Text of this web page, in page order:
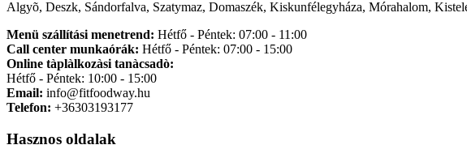
Algyõ, Deszk, Sándorfalva, Szatymaz, Domaszék, Kiskunfélegyháza, Mórahalom,
Menü szállítási menetrend: Hétfő - Péntek: 07:00 - 11:00
Call center munkaórák: Hétfő - Péntek: 07:00 - 15:00
Online tàplàlkozàsi tanàcsadò:
Hétfő - Péntek: 10:00 - 15:00
Email: info@fitfoodway.hu
Telefon: +36303193177
Hasznos oldalak